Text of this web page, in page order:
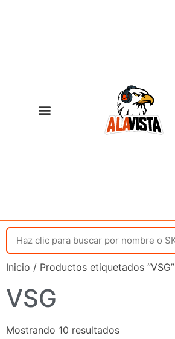
Inicio / Productos etiquetados “VSG”
VSG
Mostrando 10 resultados